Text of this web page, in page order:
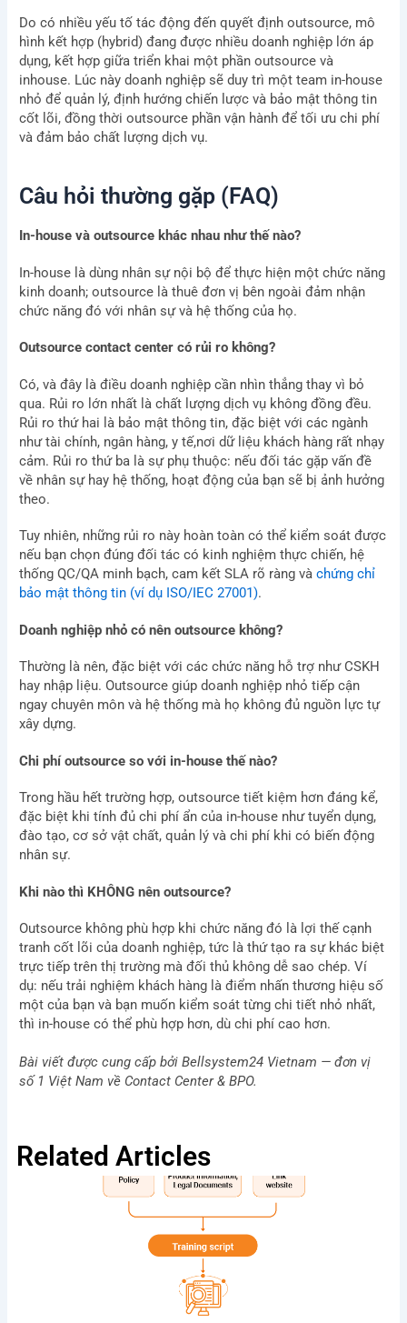
Do có nhiều yếu tố tác động đến quyết định outsource, mô
hình kết hợp (hybrid) đang được nhiều doanh nghiệp lớn áp
dụng, kết hợp giữa triển khai một phần outsource và
inhouse. Lúc này doanh nghiệp sẽ duy trì một team in-house
nhỏ để quản lý, định hướng chiến lược và bảo mật thông tin
cốt lõi, đồng thời outsource phần vận hành để tối ưu chi phí
và đảm bảo chất lượng dịch vụ.
Câu hỏi thường gặp (FAQ)
In-house và outsource khác nhau như thế nào?
In-house là dùng nhân sự nội bộ để thực hiện một chức năng
kinh doanh; outsource là thuê đơn vị bên ngoài đảm nhận
chức năng đó với nhân sự và hệ thống của họ.
Outsource contact center có rủi ro không?
Có, và đây là điều doanh nghiệp cần nhìn thẳng thay vì bỏ
qua. Rủi ro lớn nhất là chất lượng dịch vụ không đồng đều.
Rủi ro thứ hai là bảo mật thông tin, đặc biệt với các ngành
như tài chính, ngân hàng, y tế,nơi dữ liệu khách hàng rất nhạy
cảm. Rủi ro thứ ba là sự phụ thuộc: nếu đối tác gặp vấn đề
về nhân sự hay hệ thống, hoạt động của bạn sẽ bị ảnh hưởng
theo.
Tuy nhiên, những rủi ro này hoàn toàn có thể kiểm soát được
nếu bạn chọn đúng đối tác có kinh nghiệm thực chiến, hệ
thống QC/QA minh bạch, cam kết SLA rõ ràng và chứng chỉ
bảo mật thông tin (ví dụ ISO/IEC 27001).
Doanh nghiệp nhỏ có nên outsource không?
Thường là nên, đặc biệt với các chức năng hỗ trợ như CSKH
hay nhập liệu. Outsource giúp doanh nghiệp nhỏ tiếp cận
ngay chuyên môn và hệ thống mà họ không đủ nguồn lực tự
xây dựng.
Chi phí outsource so với in-house thế nào?
Trong hầu hết trường hợp, outsource tiết kiệm hơn đáng kể,
đặc biệt khi tính đủ chi phí ẩn của in-house như tuyển dụng,
đào tạo, cơ sở vật chất, quản lý và chi phí khi có biến động
nhân sự.
Khi nào thì KHÔNG nên outsource?
Outsource không phù hợp khi chức năng đó là lợi thế cạnh
tranh cốt lõi của doanh nghiệp, tức là thứ tạo ra sự khác biệt
trực tiếp trên thị trường mà đối thủ không dễ sao chép. Ví
dụ: nếu trải nghiệm khách hàng là điểm nhấn thương hiệu số
một của bạn và bạn muốn kiểm soát từng chi tiết nhỏ nhất,
thì in-house có thể phù hợp hơn, dù chi phí cao hơn.
Bài viết được cung cấp bởi Bellsystem24 Vietnam — đơn vị
số 1 Việt Nam về Contact Center & BPO.
Related Articles